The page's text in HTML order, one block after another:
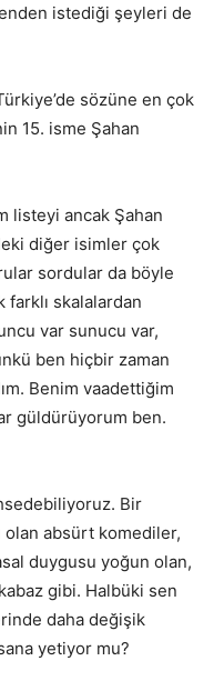
istediği şeyleri de
sözüne en çok
15. isme Şahan
listeyi ancak Şahan
diğer isimler çok
sordular da böyle
skalalardan
var sunucu var,
ben hiçbir zaman
Benim vaadettiğim
güldürüyorum ben.
Bir
olan absürt komediler,
duygusu yoğun olan,
gibi. Halbüki sen
daha değişik
yetiyor mu?